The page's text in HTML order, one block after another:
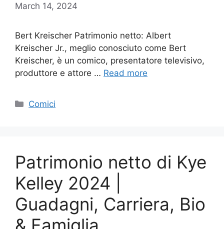
March 14, 2024
Bert Kreischer Patrimonio netto: Albert
Kreischer Jr., meglio conosciuto come Bert
Kreischer, è un comico, presentatore televisivo,
produttore e attore … Read more
Categories
Comici
Patrimonio netto di Kye
Kelley 2024 |
Guadagni, Carriera, Bio